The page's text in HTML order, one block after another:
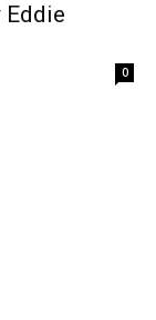
Eddie
0